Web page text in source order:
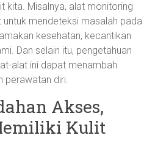
kita. Misalnya, alat monitoring
mendeteksi masalah pada
kesehatan, kecantikan
Dan selain itu, pengetahuan
alat ini dapat menambah
perawatan diri.
Akses,
Kulit